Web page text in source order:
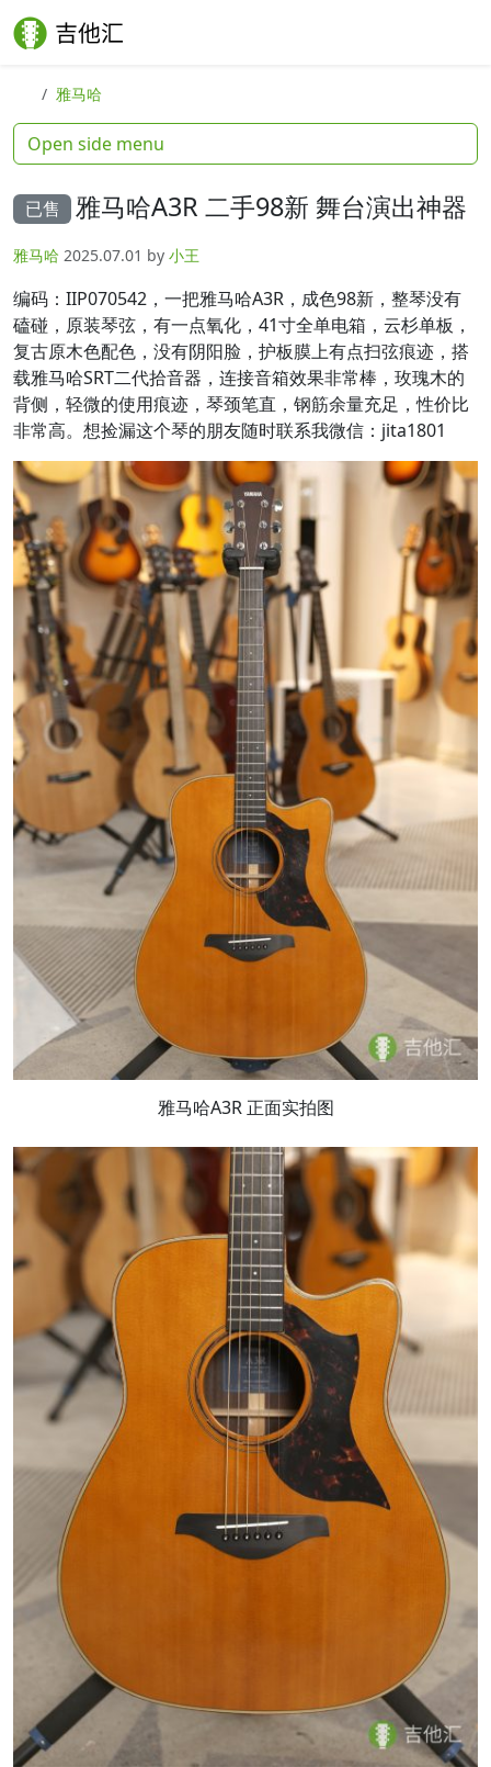
Skip to content
Skip to footer
雅马哈
已售 雅马哈A3R 二手98新 舞台演出神器
雅马哈 2025.07.01 by 小王
编码：IIP070542，一把雅马哈A3R，成色98新，整琴没有
磕碰，原装琴弦，有一点氧化，41寸全单电箱，云杉单板，
复古原木色配色，没有阴阳脸，护板膜上有点扫弦痕迹，搭
载雅马哈SRT二代拾音器，连接音箱效果非常棒，玫瑰木的
背侧，轻微的使用痕迹，琴颈笔直，钢筋余量充足，性价比
非常高。想捡漏这个琴的朋友随时联系我微信：jita1801
雅马哈A3R 正面实拍图
Open side menu